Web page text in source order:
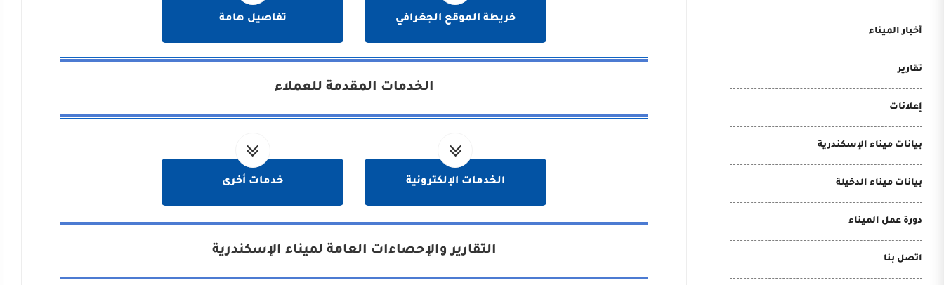
أخبار الميناء
تقارير
إعلانات
بيانات ميناء الإسكندرية
بيانات ميناء الدخيلة
دورة عمل الميناء
اتصل بنا
خريطة الموقع الجغرافي تفاصيل هامة
الخدمات المقدمة للعملاء
الخدمات الإلكترونية خدمات أخرى
التقارير والإحصاءات العامة لميناء الإسكندرية